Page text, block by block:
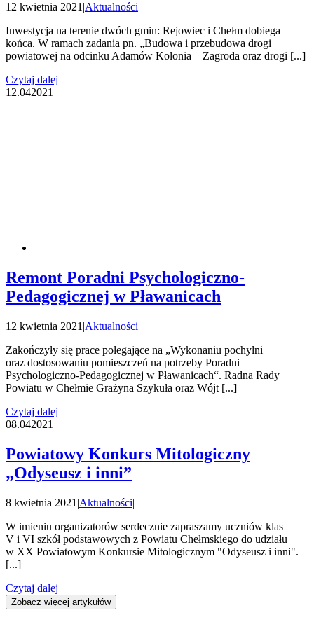
12 kwietnia 2021 |Aktualności|
Inwestycja na terenie dwóch gmin: Rejowiec i Chełm dobiega
końca. W ramach zadania pn. „Budowa i przebudowa drogi
powiatowej na odcinku Adamów Kolonia—Zagroda oraz drogi [...]
Czytaj dalej
12.042021
Remont Poradni Psychologiczno-
Pedagogicznej w Pławanicach
12 kwietnia 2021 |Aktualności|
Zakończyły się prace polegające na „Wykonaniu pochylni
oraz dostosowaniu pomieszczeń na potrzeby Poradni
Psychologiczno-Pedagogicznej w Pławanicach“. Radna Rady
Powiatu w Chełmie Grażyna Szykuła oraz Wójt [...]
Czytaj dalej
08.042021
Powiatowy Konkurs Mitologiczny
„Odyseusz i inni”
8 kwietnia 2021 |Aktualności|
W imieniu organizatorów serdecznie zapraszamy uczniów klas
V i VI szkół podstawowych z Powiatu Chełmskiego do udziału
w XX Powiatowym Konkursie Mitologicznym "Odyseusz i inni".
[...]
Czytaj dalej
Zobacz więcej artykułów